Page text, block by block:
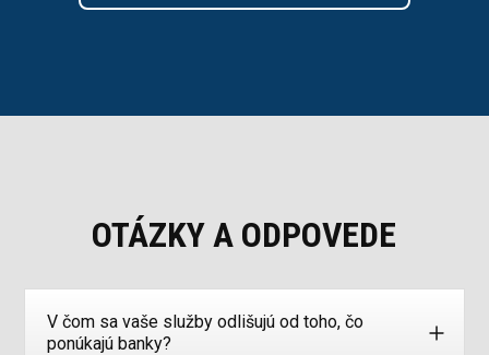
OTÁZKY A ODPOVEDE
V čom sa vaše služby odlišujú od toho, čo
ponúkajú banky?